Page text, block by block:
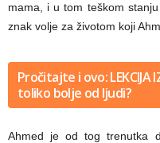
mama, i u tom teškom
znak volje za životom koji
Pročitajte i ovo: LEKCIJA
toliko bolje od ljudi?
Ahmed je od tog trenutka